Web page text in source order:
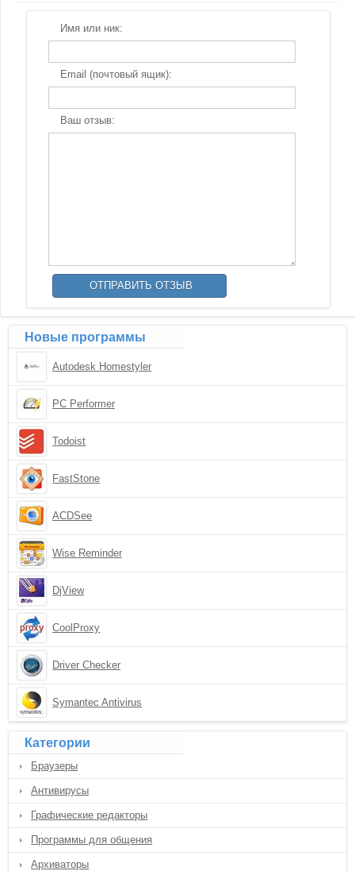
Имя или ник:
Email (почтовый ящик):
Ваш отзыв:
Новые программы
Autodesk Homestyler
PC Performer
Todoist
FastStone
ACDSee
Wise Reminder
DjView
CoolProxy
Driver Checker
Symantec Antivirus
Категории
Браузеры
Антивирусы
Графические редакторы
Программы для общения
Архиваторы